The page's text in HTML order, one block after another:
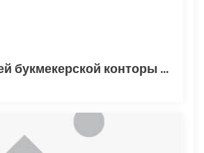
Обзор лучшей букмекерской конторы Винлайн в России